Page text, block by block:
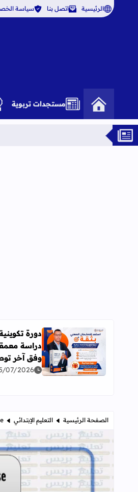
الرئيسية اتصل بنا سياسة
مستجدات تربوية
اقرأ المزيد عن دورة
دورة
دراسة
وفق آخر
07/2026
الصفحة الرئيسية التعليم الإبتدائي